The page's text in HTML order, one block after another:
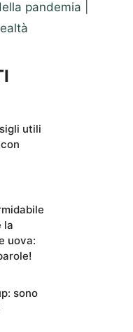
pandemia |
utili
la
uova:
sono